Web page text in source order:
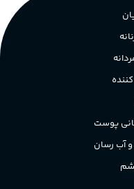
و مرکبات، وانیل،
پوست
آب رسان